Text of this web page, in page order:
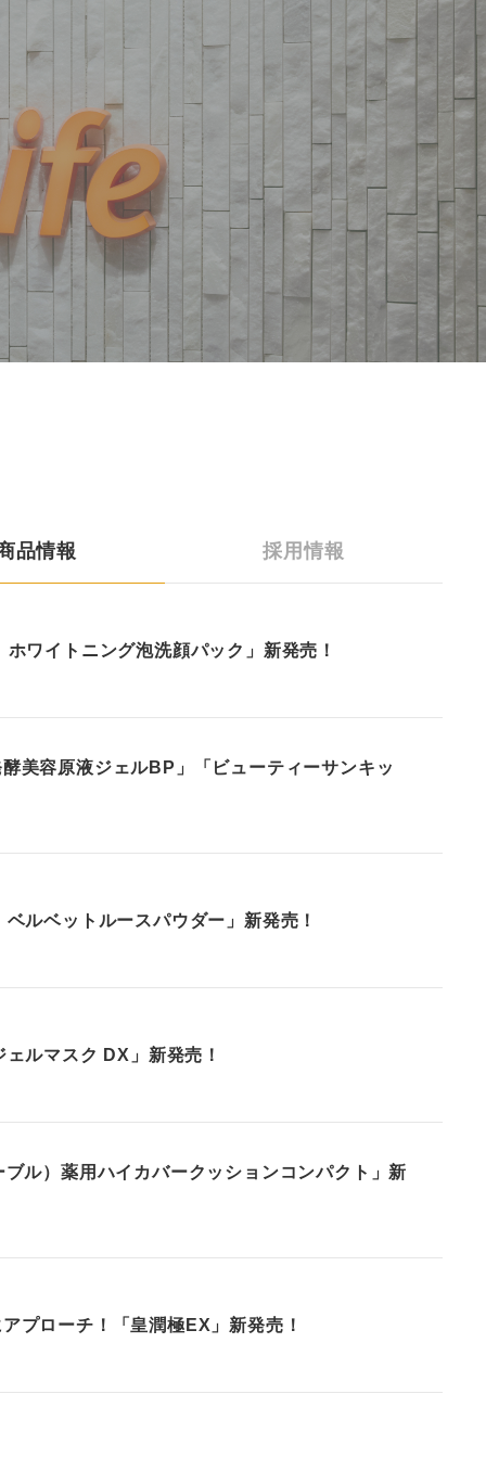
品情報 採用情報
ワイトニング泡洗顔パック」新発売！
美容原液ジェルBP」「ビューティーサンキッ
ルベットルースパウダー」新発売！
ルマスク DX」新発売！
ル）薬用ハイカバークッションコンパクト」新
プローチ！「皇潤極EX」新発売！